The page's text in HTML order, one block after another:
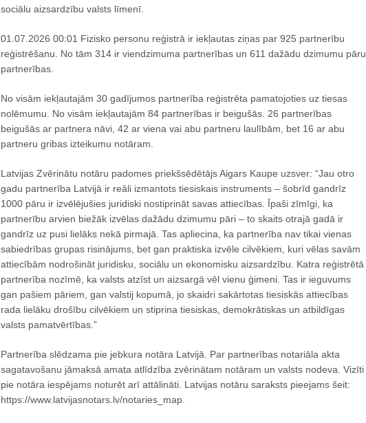
sociālu aizsardzību valsts līmenī.
01.07.2026 00:01 Fizisko personu reģistrā ir iekļautas ziņas par 925 partnerību
reģistrēšanu. No tām 314 ir viendzimuma partnerības un 611 dažādu dzimumu pāru
partnerības.
No visām iekļautajām 30 gadījumos partnerība reģistrēta pamatojoties uz tiesas
nolēmumu. No visām iekļautajām 84 partnerības ir beigušās. 26 partnerības
beigušās ar partnera nāvi, 42 ar viena vai abu partneru laulībām, bet 16 ar abu
partneru gribas izteikumu notāram.
Latvijas Zvērinātu notāru padomes priekšsēdētājs Aigars Kaupe uzsver: “Jau otro
gadu partnerība Latvijā ir reāli izmantots tiesiskais instruments – šobrīd gandrīz
1000 pāru ir izvēlējušies juridiski nostiprināt savas attiecības. Īpaši zīmīgi, ka
partnerību arvien biežāk izvēlas dažādu dzimumu pāri – to skaits otrajā gadā ir
gandrīz uz pusi lielāks nekā pirmajā. Tas apliecina, ka partnerība nav tikai vienas
sabiedrības grupas risinājums, bet gan praktiska izvēle cilvēkiem, kuri vēlas savām
attiecībām nodrošināt juridisku, sociālu un ekonomisku aizsardzību. Katra reģistrētā
partnerība nozīmē, ka valsts atzīst un aizsargā vēl vienu ģimeni. Tas ir ieguvums
gan pašiem pāriem, gan valstij kopumā, jo skaidri sakārtotas tiesiskās attiecības
rada lielāku drošību cilvēkiem un stiprina tiesiskas, demokrātiskas un atbildīgas
valsts pamatvērtības.”
Partnerība slēdzama pie jebkura notāra Latvijā. Par partnerības notariāla akta
sagatavošanu jāmaksā amata atlīdzība zvērinātam notāram un valsts nodeva. Vizīti
pie notāra iespējams noturēt arī attālināti. Latvijas notāru saraksts pieejams šeit:
https://www.latvijasnotars.lv/notaries_map.